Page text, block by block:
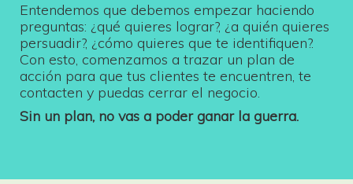
Entendemos que debemos empezar haciendo
preguntas: ¿qué quieres lograr?, ¿a quién quieres
persuadir?, ¿cómo quieres que te identifiquen?.
Con esto, comenzamos a trazar un plan de
acción para que tus clientes te encuentren, te
contacten y puedas cerrar el negocio.
Sin un plan, no vas a poder ganar la guerra.